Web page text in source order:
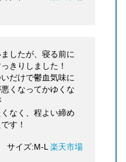
したが、寝る前に
きりしました！
だけで鬱血気味に
くなってかゆくな
なく、程よい締め
す！
サイズ:M-L楽天市場